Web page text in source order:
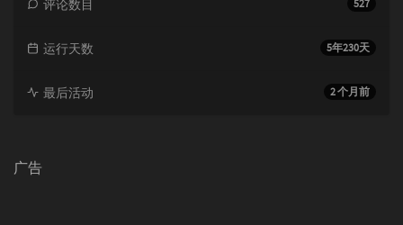
527
评论数目
5年230天
运行天数
2 个月前
最后活动
广告